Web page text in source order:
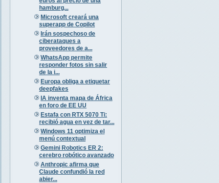
hamburg...
Microsoft creará una
superapp de Copilot
Irán sospechoso de
ciberataques a
proveedores de a...
WhatsApp permite
responder fotos sin salir
de la i...
Europa obliga a etiquetar
deepfakes
IA inventa mapa de África
en foro de EE UU
Estafa con RTX 5070 Ti:
recibió agua en vez de tar...
Windows 11 optimiza el
menú contextual
Gemini Robotics ER 2:
cerebro robótico avanzado
Anthropic afirma que
Claude confundió la red
abier...